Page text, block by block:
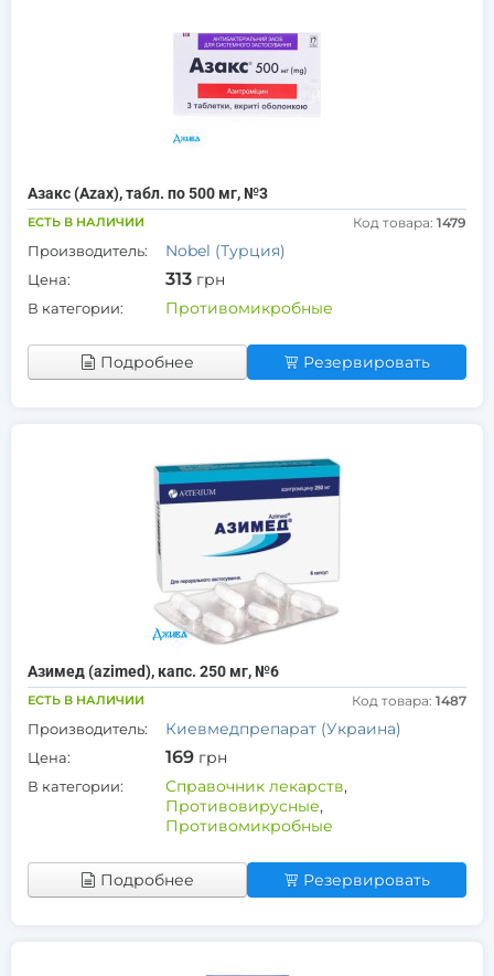
Азакс (Azax), табл. по 500 мг, №3
ЕСТЬ В НАЛИЧИИ Код товара: 1479
Производитель: Nobel (Турция)
Цена: 313 грн
В категории: Противомикробные
Подробнее Резервировать
Азимед (azimed), капс. 250 мг, №6
ЕСТЬ В НАЛИЧИИ Код товара: 1487
Производитель: Киевмедпрепарат (Украина)
Цена: 169 грн
В категории: Справочник лекарств,
Противовирусные,
Противомикробные
Подробнее Резервировать